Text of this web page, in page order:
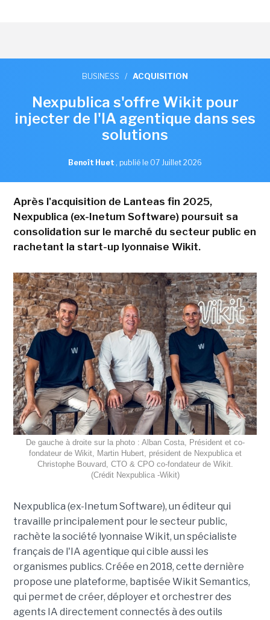
BUSINESS / ACQUISITION
Nexpublica s'offre Wikit pour
injecter de l'IA agentique dans ses
solutions
Benoît Huet , publié le 07 Juillet 2026
Après l'acquisition de Lanteas fin 2025,
Nexpublica (ex-Inetum Software) poursuit sa
consolidation sur le marché du secteur public en
rachetant la start-up lyonnaise Wikit.
De gauche à droite sur la photo : Alban Costa, Président et co-
fondateur de Wikit, Martin Hubert, président de Nexpublica et
Christophe Bouvard, CTO & CPO co-fondateur de Wikit.
(Crédit Nexpublica -Wikit)
Nexpublica (ex-Inetum Software), un éditeur qui
travaille principalement pour le secteur public,
rachète la société lyonnaise Wikit, un spécialiste
français de l'IA agentique qui cible aussi les
organismes publics. Créée en 2018, cette dernière
propose une plateforme, baptisée Wikit Semantics,
qui permet de créer, déployer et orchestrer des
agents IA directement connectés à des outils